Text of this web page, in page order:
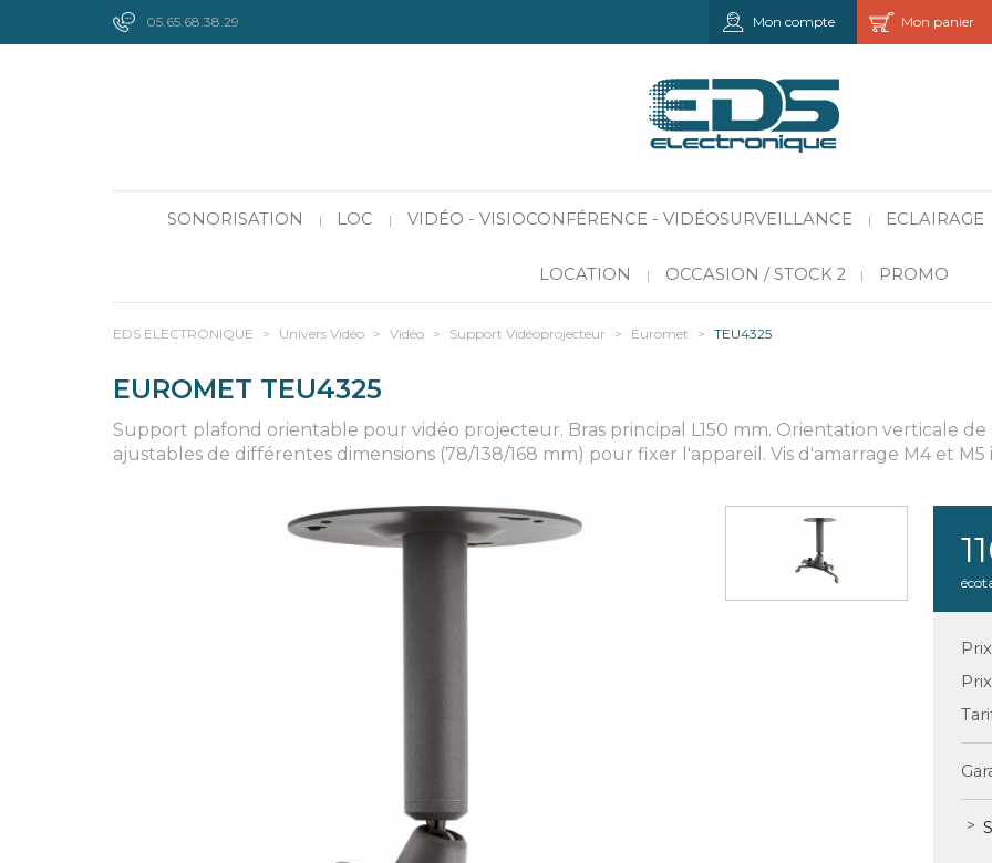
05.65.68.38.29 Mon panier
Mon compte
SONORISATION | LOC | VIDÉO - VISIOCONFÉRENCE - VIDÉOSURVEILLANCE | ECLAIRAGE
LOCATION | OCCASION / STOCK 2 | PROMO
EDS ELECTRONIQUE > Univers Vidéo > Vidéo > Support Vidéoprojecteur > Euromet > TEU4325
EUROMET TEU4325
Support plafond orientable pour vidéo projecteur. Bras principal L150 mm. Orientation verticale de
ajustables de différentes dimensions (78/138/168 mm) pour fixer l'appareil. Vis d'amarrage M4 et M5